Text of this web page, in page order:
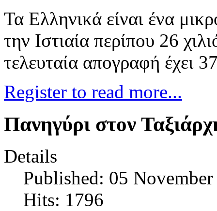
Τα Ελληνικά είναι ένα
την Ιστιαία περίπου 26
τελευταία απογραφή έχει
Register to read more...
Πανηγύρι στον
Details
Published: 05
Hits: 1796